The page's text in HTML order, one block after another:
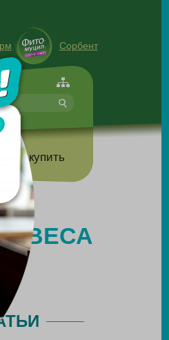
Сорбент
форте
Где купить
ВЕСА